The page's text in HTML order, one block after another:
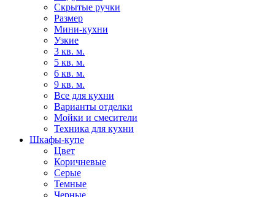
Скрытые ручки
Размер
Мини-кухни
Узкие
3 кв. м.
5 кв. м.
6 кв. м.
9 кв. м.
Все для кухни
Варианты отделки
Мойки и смесители
Техника для кухни
Шкафы-купе
Цвет
Коричневые
Серые
Темные
Черные